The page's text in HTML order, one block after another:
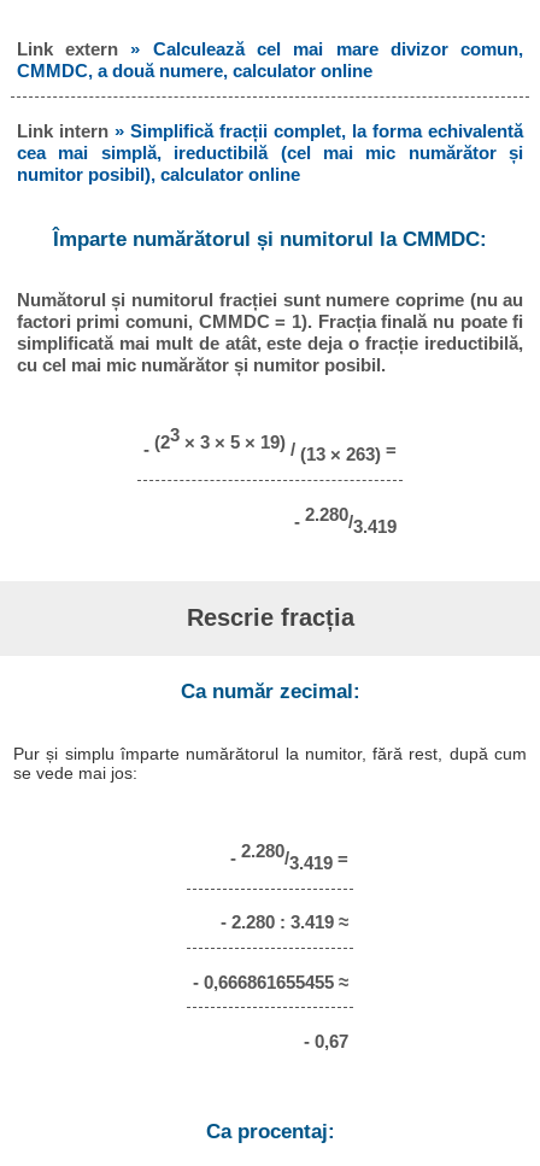
Link extern» Calculează cel mai mare divizor comun,
CMMDC, a două numere, calculator online
Link intern » Simplifică fracții complet, la forma echivalentă
cea mai simplă, ireductibilă (cel mai mic numărător și
numitor posibil), calculator online
Împarte numărătorul și numitorul la CMMDC:
Numătorul și numitorul fracției sunt numere coprime (nu au
factori primi comuni, CMMDC = 1). Fracția finală nu poate fi
simplificată mai mult de atât, este deja o fracție ireductibilă,
cu cel mai mic numărător și numitor posibil.
- (23 × 3 × 5 × 19) / (13 × 263) =
- 2.280/3.419
Rescrie fracția
Ca număr zecimal:
Pur și simplu împarte numărătorul la numitor, fără rest, după cum
se vede mai jos:
- 2.280/3.419=
- 2.280 : 3.419 ≈
- 0,666861655455 ≈
- 0,67
Ca procentaj: